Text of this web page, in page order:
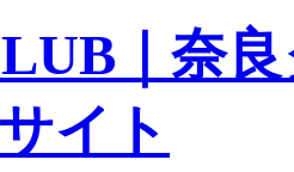
ル
ム「volundeer」
ー